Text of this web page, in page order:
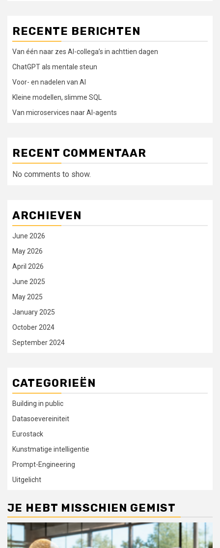
RECENTE BERICHTEN
Van één naar zes AI-collega’s in achttien dagen
ChatGPT als mentale steun
Voor- en nadelen van AI
Kleine modellen, slimme SQL
Van microservices naar AI-agents
RECENT COMMENTAAR
No comments to show.
ARCHIEVEN
June 2026
May 2026
April 2026
June 2025
May 2025
January 2025
October 2024
September 2024
CATEGORIEËN
Building in public
Datasoevereiniteit
Eurostack
Kunstmatige intelligentie
Prompt-Engineering
Uitgelicht
JE HEBT MISSCHIEN GEMIST